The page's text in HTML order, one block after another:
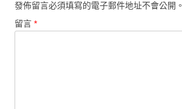
發佈留言必須填寫的電子郵件地址不會公開。
留言 *